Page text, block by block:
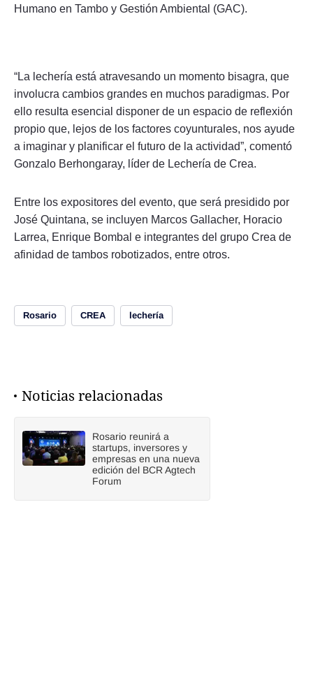
Humano en Tambo y Gestión Ambiental (GAC).
“La lechería está atravesando un momento bisagra, que
involucra cambios grandes en muchos paradigmas. Por
ello resulta esencial disponer de un espacio de reflexión
propio que, lejos de los factores coyunturales, nos ayude
a imaginar y planificar el futuro de la actividad”, comentó
Gonzalo Berhongaray, líder de Lechería de Crea.
Entre los expositores del evento, que será presidido por
José Quintana, se incluyen Marcos Gallacher, Horacio
Larrea, Enrique Bombal e integrantes del grupo Crea de
afinidad de tambos robotizados, entre otros.
Rosario CREA lechería
Noticias relacionadas
Rosario reunirá a
startups, inversores y
empresas en una nueva
edición del BCR Agtech
Forum